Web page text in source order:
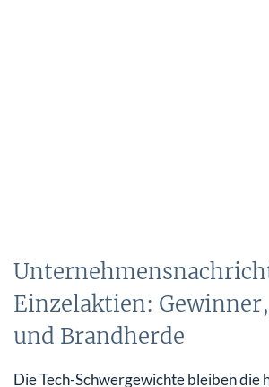
Einzelaktien:
und Brandherde
Die Tech-Schwergewichte bleiben die